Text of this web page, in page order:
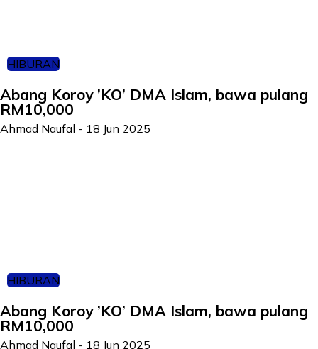
HIBURAN
Abang Koroy ’KO’ DMA Islam, bawa pulang
RM10,000
Ahmad Naufal - 18 Jun 2025
HIBURAN
Abang Koroy ’KO’ DMA Islam, bawa pulang
RM10,000
Ahmad Naufal - 18 Jun 2025